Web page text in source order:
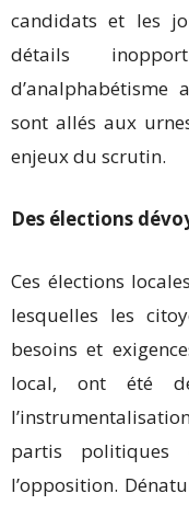
candidats et les
détails
sont allés aux
enjeux du scrutin.
Des élections
Ces élections
lesquelles les
besoins et
local, ont été
partis politiques
l’opposition.